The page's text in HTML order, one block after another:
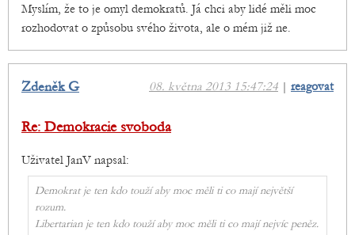
Myslím, že to je omyl demokratů. Já chci aby lidé měli moc
rozhodovat o způsobu svého života, ale o mém již ne.
08. května 2013 15:47:24 | reagovat
Zdeněk G
Re: Demokracie svoboda
Uživatel JanV napsal:
Demokrat je ten kdo touží aby moc měli ti co mají největší
rozum.
Libertarian je ten kdo touží aby moc měli ti co mají nejvíc peněz.